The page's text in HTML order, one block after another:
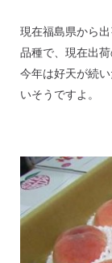
現在福島県から
品種で、現在出
今年は好天が続
いそうですよ。